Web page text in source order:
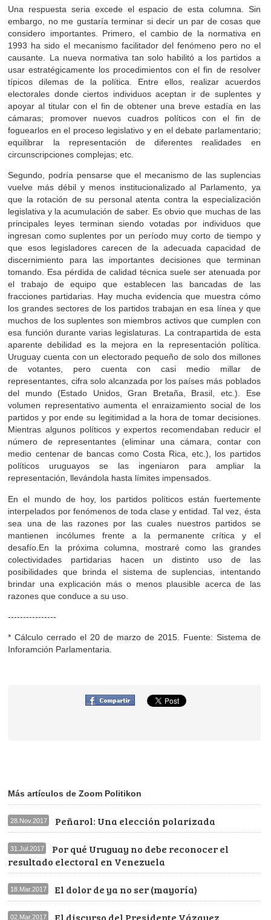
Una respuesta seria excede el espacio de esta columna. Sin
embargo, no me gustaría terminar si decir un par de cosas que
considero importantes. Primero, el cambio de la normativa en
1993 ha sido el mecanismo facilitador del fenómeno pero no el
causante. La nueva normativa tan solo habilitó a los partidos a
usar estratégicamente los procedimientos con el fin de resolver
típicos dilemas de la política. Entre ellos, realizar acuerdos
electorales donde ciertos individuos aceptan ir de suplentes y
apoyar al titular con el fin de obtener una breve estadía en las
cámaras; promover nuevos cuadros políticos con el fin de
foguearlos en el proceso legislativo y en el debate parlamentario;
equilibrar la representación de diferentes realidades en
circunscripciones complejas; etc.
Segundo, podría pensarse que el mecanismo de las suplencias
vuelve más débil y menos institucionalizado al Parlamento, ya
que la rotación de su personal atenta contra la especialización
legislativa y la acumulación de saber. Es obvio que muchas de las
principales leyes terminan siendo votadas por individuos que
ingresan como suplentes por un período muy corto de tiempo y
que esos legisladores carecen de la adecuada capacidad de
discernimiento para las importantes decisiones que terminan
tomando. Esa pérdida de calidad técnica suele ser atenuada por
el trabajo de equipo que establecen las bancadas de las
fracciones partidarias. Hay mucha evidencia que muestra cómo
los grandes sectores de los partidos trabajan en esa línea y que
muchos de los suplentes son miembros activos que cumplen con
esa función durante varias legislaturas. La contrapartida de esta
aparente debilidad es la mejora en la representación política.
Uruguay cuenta con un electorado pequeño de solo dos millones
de votantes, pero cuenta con casi medio millar de
representantes, cifra solo alcanzada por los países más poblados
del mundo (Estado Unidos, Gran Bretaña, Brasil, etc.). Ese
volumen representativo aumenta el enraizamiento social de los
partidos y por ende su legitimidad a la hora de tomar decisiones.
Mientras algunos políticos y expertos recomendaban reducir el
número de representantes (eliminar una cámara, contar con
medio centenar de bancas como Costa Rica, etc.), los partidos
políticos uruguayos se las ingeniaron para ampliar la
representación, llevándola hasta límites impensados.
En el mundo de hoy, los partidos políticos están fuertemente
interpelados por fenómenos de toda clase y entidad. Tal vez, ésta
sea una de las razones por las cuales nuestros partidos se
mantienen incólumes frente a la permanente crítica y el
desafío.En la próxima columna, mostraré como las grandes
colectividades partidarias hacen un distinto uso de las
posibilidades que brinda el sistema de suplencias, intentando
brindar una explicación más o menos plausible acerca de las
razones que conduce a su uso.
----------------
* Cálculo cerrado el 20 de marzo de 2015. Fuente: Sistema de
Inforamción Parlamentaria.
Más artículos de Zoom Politikon
28.Nov.2017 Peñarol: Una elección polarizada
31.Jul.2017
Por qué Uruguay no debe reconocer el
resultado electoral en Venezuela
18.Mar.2017 El dolor de ya no ser (mayoría)
02.Mar.2017